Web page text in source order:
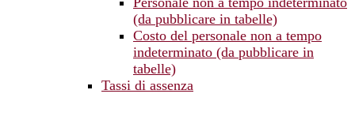
(da pubblicare in tabelle)
Costo del personale non a tempo
indeterminato (da pubblicare in
tabelle)
Tassi di assenza